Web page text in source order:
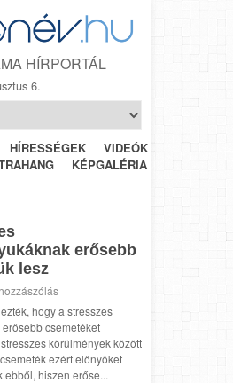
HÍRPORTÁL
6.
HÍRESSÉGEK VIDEÓK
HÉTRŐL-
KÉPGALÉRIA
erősebb
lesz
hogy a stresszes
csemetéket
körülmények között
ezért előnyöket
ebből, hiszen erőse...